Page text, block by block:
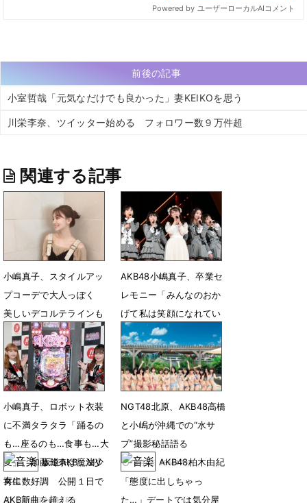
前後の記事
小室哲哉「元気なだけでも良かった」妻KEIKOを思う
川栄李奈、ツイッター始める フォロワー数９万件超
関連する記事
小嶋真子、スタイルアッ
プコーデで大人っぽく
美しいデコルテラインも
6月10日 08時46分
AKB48小嶋真子、卒業セ
レモニー「みんなのおか
げて私は笑顔になれてい
る」
4月28日 06時31分
小嶋真子、ロボット衣装
に不満タラタラ「踊るの
も…座るのも…食事も…大
変」、加藤玲奈は魔法少
女に
11月1日 14時38分
NGT48北原、AKB48高橋
と小嶋が沖縄での“水サ
プ”撮影秘話語る
8月4日 18時47分
坂道AKB、MV
再生数好調 公開１日で
AKB新曲を超える
AKB48柏木由紀
「態度に出しちゃっ
た…」デートでは気分屋